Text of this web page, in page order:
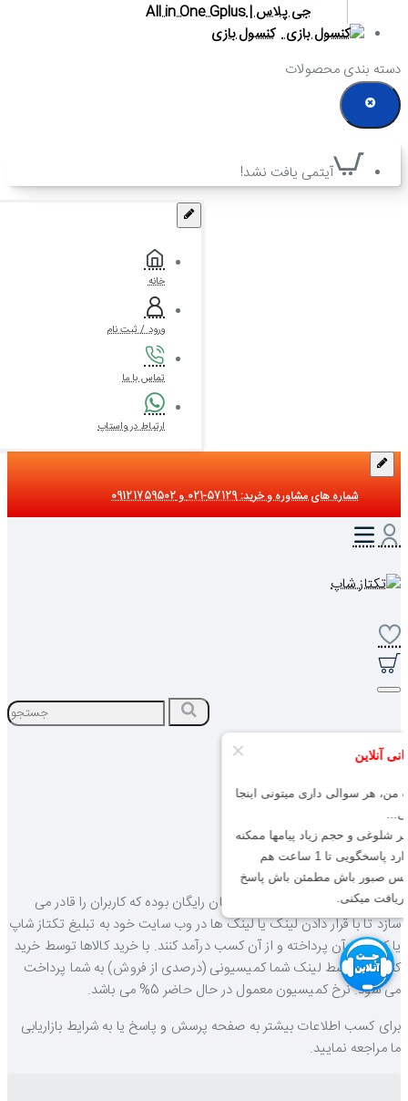
جی پلاس | All in One Gplus
کنسول بازی
دسته بندی محصولات
آیتمی یافت نشد!
خانه
ورود / ثبت نام
تماس با ما
ارتباط در واستاپ
شماره های مشاوره و خرید: 57129-021 و 09121759502
جستجو
حساب کاربری
برنامه بازاریابی
برنامه بازاریابی تکتاز شاپ یک امکان رایگان بوده که کاربران را قادر می
سازد تا با قرار دادن لینک یا لینک ها در وب سایت خود به تبلیغ تکتاز شاپ
یا کالاهای آن پرداخته و از آن کسب درآمد کنند. با خرید کالاها توسط خرید
کنندگان توسط لینک شما کمیسیونی (درصدی از فروش) به شما پرداخت
می شود. نرخ کمیسیون معمول در حال حاضر 5% می باشد.
برای کسب اطلاعات بیشتر به صفحه پرسش و پاسخ یا به شرایط بازاریابی
ما مراجعه نمایید.